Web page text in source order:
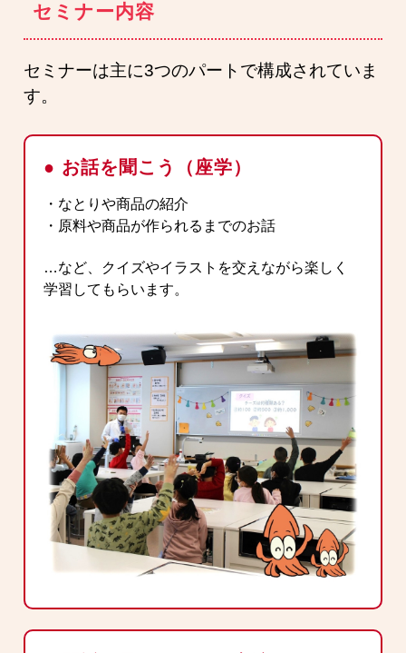
セミナー内容
セミナーは主に3つのパートで構成されていま
す。
● お話を聞こう（座学）
・なとりや商品の紹介
・原料や商品が作られるまでのお話
…など、クイズやイラストを交えながら楽しく
学習してもらいます。